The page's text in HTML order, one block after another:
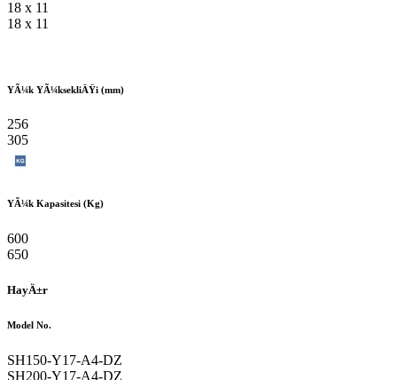
18 x 11
18 x 11
YÃ¼k YÃ¼ksekliÄŸi (mm)
256
305
YÃ¼k Kapasitesi (Kg)
600
650
HayÄ±r
Model No.
SH150-Y17-A4-DZ
SH200-Y17-A4-DZ